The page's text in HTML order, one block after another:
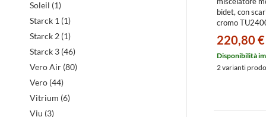
Soleil (1)
Starck 1 (1)
Starck 2 (1)
Starck 3 (46)
Vero Air (80)
Vero (44)
Vitrium (6)
Viu (3)
bidet, con
cromo
220,80 €
Disponibilità
2 varianti